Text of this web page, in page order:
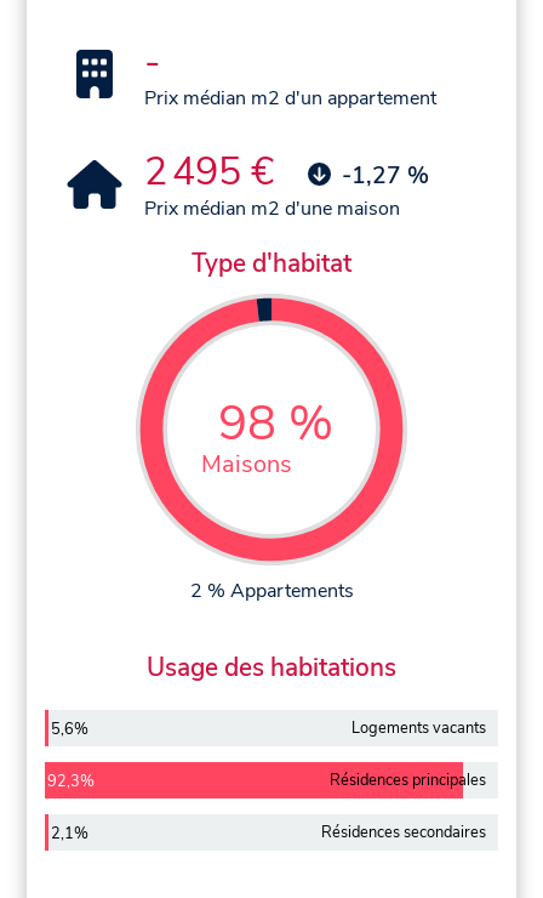
-
Prix médian m2 d'un appartement
2 495 € -1,27 %
Prix médian m2 d'une maison
Type d'habitat
98 %
Maisons
2 % Appartements
Usage des habitations
5,6% Logements vacants
92,3% Résidences principales
2,1% Résidences secondaires